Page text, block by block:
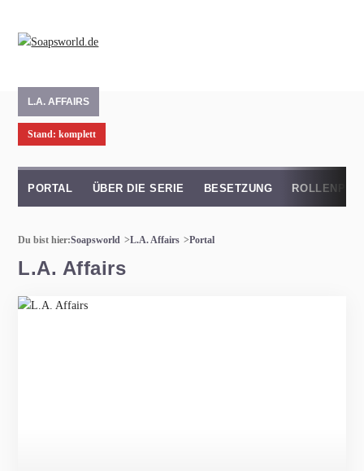
L.A. AFFAIRS
Stand: komplett
PORTAL ÜBER DIE SERIE BESETZUNG
Du bist hier:Soapsworld L.A. Affairs Portal
L.A. Affairs